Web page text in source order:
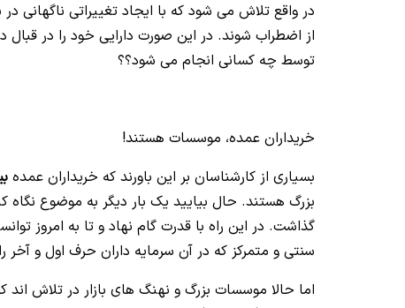
در واقع تلاش می شود که با ایجاد تغییراتی ناگهانی
از اضطراب شوند. در این صورت دارایی خود را در قبال
توسط چه کسانی انجام می شود؟؟
خریداران عمده، موسسات هستند!
بسیاری از کارشناسان بر این باورند که خریداران عمده
بزرگ هستند. حال بیایید یک بار دیگر به موضوع
گذاشت. در این راه با قدرت گام نهاد و تا به امروز
سنتی و متمرکز که در آن سرمایه داران حرف اول و آخر
اما حالا موسسات بزرگ و نهنگ های بازار در تلاش اند